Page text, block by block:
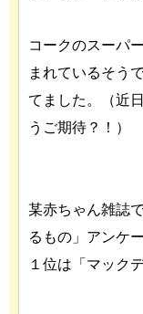
コークのスーパ
まれているそう
てました。（近
うご期待？！）
某赤ちゃん雑誌
るもの」アンケ
１位は「マック